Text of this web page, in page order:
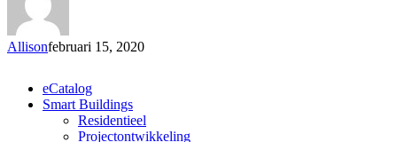
Allisonfebruari 15, 2020
Close
Menu
eCatalog
Smart Buildings
Residentieel
Projectontwikkeling